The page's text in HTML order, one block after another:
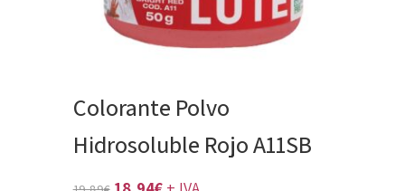
Colorante Polvo
Hidrosoluble Rojo A11SB